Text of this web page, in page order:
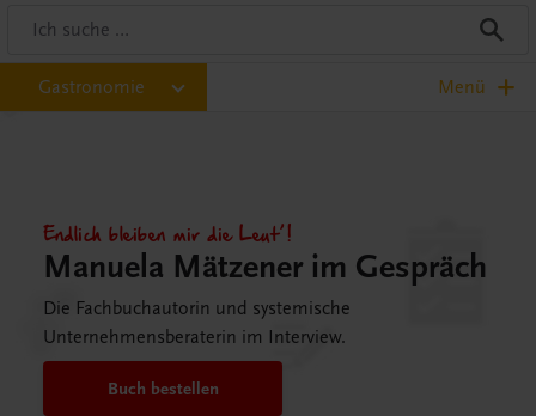
Gastronomie Menü
Endlich bleiben mir die Leut’!
Manuela Mätzener im Gespräch
Die Fachbuchautorin und systemische
Unternehmensberaterin im Interview.
Buch bestellen